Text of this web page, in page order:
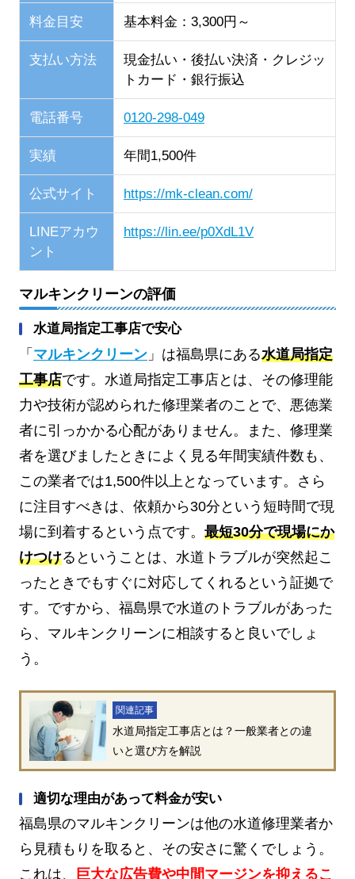
料金目安 基本料金：3,300円～
支払い方法
現金払い・後払い決済・クレジッ
トカード・銀行振込
電話番号 0120-298-049
実績 年間1,500件
公式サイト https://mk-clean.com/
LINEアカウ
ント
https://lin.ee/p0XdL1V
マルキンクリーンの評価
水道局指定工事店で安心
「 マルキンクリーン 」は福島県にある水道局指定
工事店です。水道局指定工事店とは、その修理能
力や技術が認められた修理業者のことで、悪徳業
者に引っかかる心配がありません。また、修理業
者を選びましたときによく見る年間実績件数も、
この業者では1,500件以上となっています。さら
に注目すべきは、依頼から30分という短時間で現
場に到着するという点です。 最短30分で現場にか
けつけるということは、水道トラブルが突然起こ
ったときでもすぐに対応してくれるという証拠で
す。ですから、福島県で水道のトラブルがあった
ら、マルキンクリーンに相談すると良いでしょ
う。
関連記事
水道局指定工事店とは？一般業者との違
いと選び方を解説
適切な理由があって料金が安い
福島県のマルキンクリーンは他の水道修理業者か
ら見積もりを取ると、その安さに驚くでしょう。
これは、
巨大な広告費や中間マージンを抑えるこ